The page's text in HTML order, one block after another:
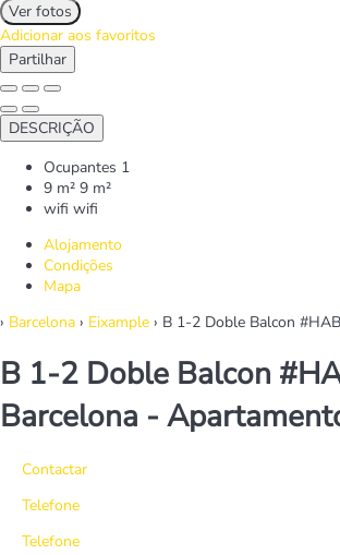
Ver fotos
Adicionar aos favoritos
Partilhar
DESCRIÇÃO
Ocupantes 1
9 m² 9 m²
wifi wifi
Alojamento
Condições
Mapa
› Barcelona › Eixample › B 1-2 Doble Balcon
B 1-2 Doble Balcon
Barcelona -
Contactar
Telefone
Telefone